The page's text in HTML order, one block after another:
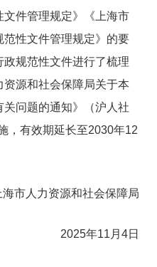
件管理规定》《上海市
范性文件管理规定》的要
规范性文件进行了梳理
源和社会保障局关于本
问题的通知》（沪人社
，有效期延长至2030年12
海市人力资源和社会保障局
2025年11月4日